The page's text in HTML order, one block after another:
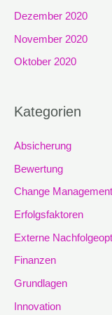
Dezember 2020
November 2020
Oktober 2020
Kategorien
Absicherung
Bewertung
Change Management
Erfolgsfaktoren
Externe
Finanzen
Grundlagen
Innovation